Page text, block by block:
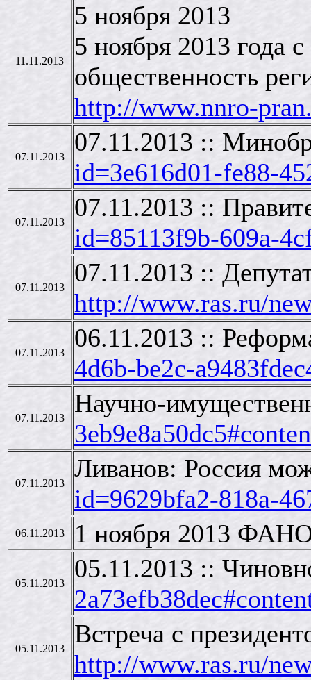
11.11.2013
5 ноября 2013
5 ноября 2013 года
общественность
http://www.nnro-
07.11.2013
07.11.2013 ::
id=3e616d01-fe88-
07.11.2013
07.11.2013 ::
id=85113f9b-609a-
07.11.2013
07.11.2013 ::
http://www.ras.ru/
07.11.2013
06.11.2013 ::
4d6b-be2c-
07.11.2013
Научно-
07.11.2013
Ливанов: Россия
id=9629bfa2-818a-
06.11.2013 1 ноября 2013
05.11.2013
05.11.2013 ::
05.11.2013
Встреча с
http://www.ras.ru/